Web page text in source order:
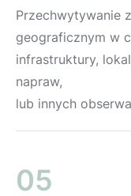
Przechwytywanie
geograficznym w
infrastruktury,
napraw,
lub innych
05